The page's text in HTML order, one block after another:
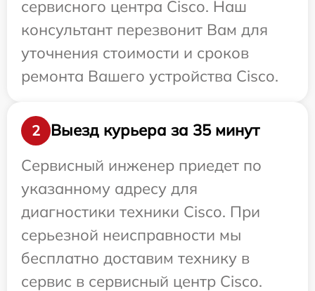
сервисного центра Cisco. Наш
консультант перезвонит Вам для
уточнения стоимости и сроков
ремонта Вашего устройства Cisco.
2
Выезд курьера за 35 минут
Сервисный инженер приедет по
указанному адресу для
диагностики техники Cisco. При
серьезной неисправности мы
бесплатно доставим технику в
сервис в сервисный центр Cisco.